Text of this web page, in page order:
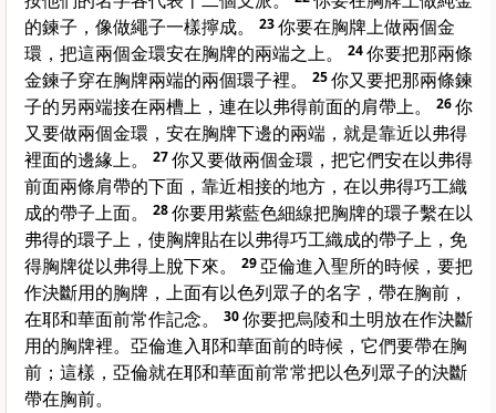
的鍊子，像做繩子一樣擰成。
23你要在胸牌上做兩個金
環，把這兩個金環安在胸牌的兩端之上。
24你要把那兩條
金鍊子穿在胸牌兩端的兩個環子裡。
25你又要把那兩條鍊
子的另兩端接在兩槽上，連在以弗得前面的肩帶上。
26你
又要做兩個金環，安在胸牌下邊的兩端，就是靠近以弗得
裡面的邊緣上。
27你又要做兩個金環，把它們安在以弗得
前面兩條肩帶的下面，靠近相接的地方，在以弗得巧工織
成的帶子上面。
28你要用紫藍色細線把胸牌的環子繫在以
弗得的環子上，使胸牌貼在以弗得巧工織成的帶子上，免
得胸牌從以弗得上脫下來。
29亞倫進入聖所的時候，要把
作決斷用的胸牌，上面有以色列眾子的名字，帶在胸前，
在耶和華面前常作記念。
30你要把烏陵和土明放在作決斷
用的胸牌裡。亞倫進入耶和華面前的時候，它們要帶在胸
前；這樣，亞倫就在耶和華面前常常把以色列眾子的決斷
帶在胸前。